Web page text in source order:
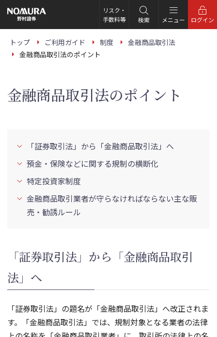
の
ー
リスク・
手数料等
検索 メニュー ログイン
トップ ご利用ガイド 制度
金融商品取引法
金融商品取引法のポイント
金融商品取引法のポイント
「証券取引法」から「金融商品取引法」へ
預金・保険などに関する規制の横断化
特定投資家制度
金融商品取引業者が守らなければならない主な販
売・勧誘ルール
「証券取引法」から「金融商品取引
法」へ
「証券取引法」の題名が「金融商品取引法」へ改正されま
す。「金融商品取引法」では、規制対象となる業者の法律